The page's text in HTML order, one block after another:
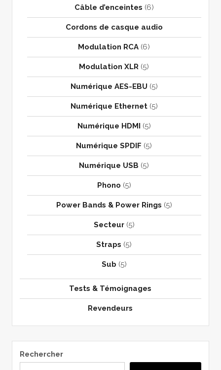
Câble d’enceintes (6)
Cordons de casque audio
Modulation RCA (6)
Modulation XLR (5)
Numérique AES-EBU (5)
Numérique Ethernet(5)
Numérique HDMI (5)
Numérique SPDIF (5)
Numérique USB (5)
Phono (5)
Power Bands & Power Rings (5)
Secteur(5)
Straps (5)
Sub (5)
Tests & Témoignages
Revendeurs
Rechercher